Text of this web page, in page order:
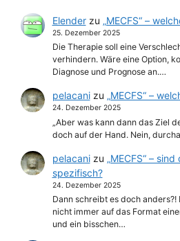
Elenderzu „MECFS“ –
25. Dezember 2025
Die Therapie soll eine
verhindern. Wäre eine Option,
Diagnose und Prognose an.…
pelacanizu „MECFS“ –
24. Dezember 2025
„Aber was kann dann das Ziel
doch auf der Hand. Nein,
pelacanizu „MECFS“ –
spezifisch?
24. Dezember 2025
Dann schreibt es doch
nicht immer auf das Format
und ein bisschen…